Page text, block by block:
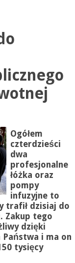
Ogółem
czterdzieści
dwa
profesjonalne
łóżka oraz
pompy
infuzyjne to
trafił dzisiaj do
Zakup tego
dzięki
Państwa i ma on
tysięcy